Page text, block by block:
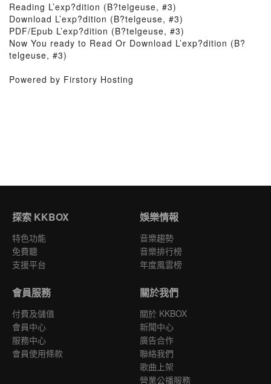
Reading L’exp?dition (B?telgeuse, #3)
Download L’exp?dition (B?telgeuse, #3)
PDF/Epub L’exp?dition (B?telgeuse, #3)
Now You ready to Read Or Download L’exp?dition (B?
telgeuse, #3)
Powered by Firstory Hosting
探索 KKBOX
特色功能
免費聽
支援平台
娛樂情報
音樂趨勢
音樂排行榜
年度風雲榜
會員服務
付費及儲值
會員中心
服務中心
會員使用條款
關於我們
關於 KKBOX
新聞中心
廣告合作
聯絡我們
歌曲上架
營業公播服務